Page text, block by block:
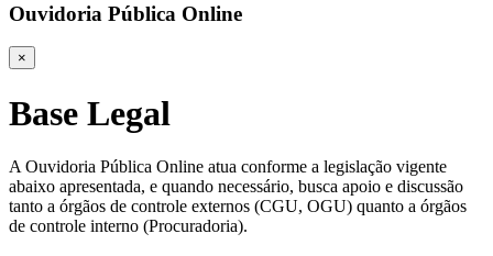
Ouvidoria Pública Online
×
Base Legal
A Ouvidoria Pública Online atua conforme a legislação vigente
abaixo apresentada, e quando necessário, busca apoio e discussão
tanto a órgãos de controle externos (CGU, OGU) quanto a órgãos
de controle interno (Procuradoria).